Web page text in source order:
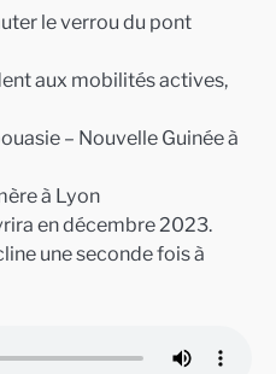
le verrou du pont
aux mobilités actives,
– Nouvelle Guinée à
à Lyon
en décembre 2023.
une seconde fois à